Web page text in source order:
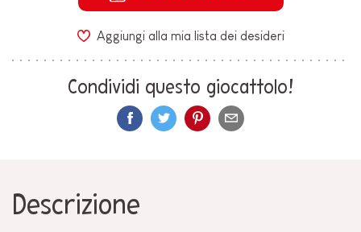
Aggiungi alla mia lista dei desideri
Condividi questo giocattolo!
Descrizione